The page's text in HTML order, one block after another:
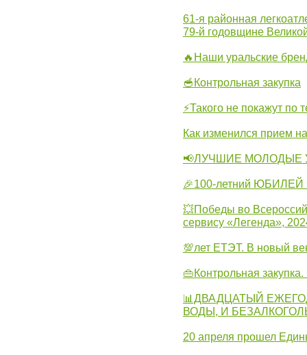
61-я районная
79-й годовщине
🔥Наши уральские
🥣Контрольная закупка
⚡Такого не покажут по
Как изменился прием
📢ЛУЧШИЕ МОЛОДЫЕ
🎉100-летний ЮБИЛЕЙ
💥Победы во
сервису «Легенда»,
💯лет ЕТЭТ. В новый
👜Контрольная
📊ДВАДЦАТЫЙ
ВОДЫ, И
20 апреля прошел